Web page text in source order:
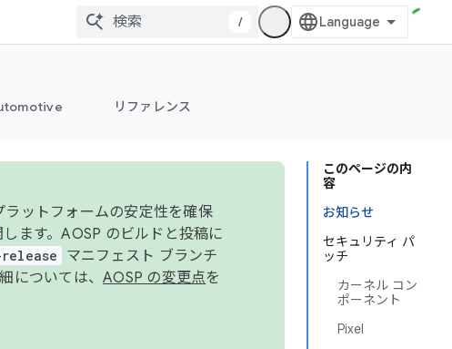
/
リファレンス
このページの内
容
お知らせ
セキュリティ パ
ッチ
カーネル コン
ポーネント
Pixel
ットフォームの安定性を確保
ます。AOSP のビルドと投稿に
マニフェスト ブランチ
については、 AOSP の変更点を